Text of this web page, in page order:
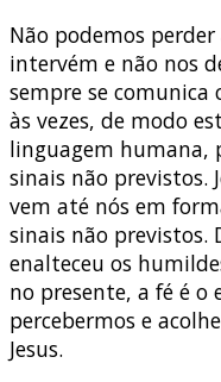
Não podemos
intervém e não nos
sempre se comunica
às vezes, de modo
linguagem humana,
sinais não previstos.
vem até nós em
sinais não previstos.
enalteceu os
no presente, a fé é
percebermos e
Jesus.